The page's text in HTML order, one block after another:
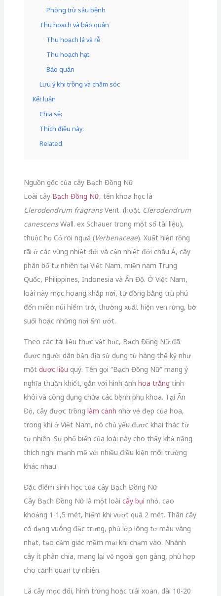
Phòng trừ sâu bệnh
Thu hoạch và bảo quản
Thu hoạch lá và rễ
Thu hoạch hạt
Bảo quản
Lưu ý khi trồng và chăm sóc
Kết luận
Chia sẻ:
Thích điều này:
Related
Nguồn gốc của cây Bạch Đồng Nữ
Loài cây Bạch Đồng Nữ, tên khoa học là
Clerodendrum fragransVent. (hoặc Clerodendrum
canescensWall. ex Schauer trong một số tài liệu),
thuộc họ Cỏ roi ngựa (Verbenaceae). Xuất hiện rộng
rãi ở các vùng nhiệt đới và cận nhiệt đới châu Á, cây
phân bố tự nhiên tại Việt Nam, miền nam Trung
Quốc, Philippines, Indonesia và Ấn Độ. Ở Việt Nam,
loài này mọc hoang khắp nơi, từ đồng bằng trù phú
đến miền núi hiểm trở, thường xuất hiện ven rừng, bờ
suối hoặc những nơi ẩm ướt.
Theo các tài liệu thực vật học, Bạch Đồng Nữ đã
được người dân bản địa sử dụng từ hàng thế kỷ như
một dược liệu quý. Tên gọi “Bạch Đồng Nữ” mang ý
nghĩa thuần khiết, gắn với hình ảnh hoa trắng tinh
khôi và công dụng chữa các bệnh phụ khoa. Tại Ấn
Độ, cây được trồng làm cảnh nhờ vẻ đẹp của hoa,
trong khi ở Việt Nam, nó chủ yếu được khai thác từ
tự nhiên. Sự phổ biến của loài này cho thấy khả năng
thích nghi mạnh mẽ với nhiều điều kiện môi trường
khác nhau.
Đặc điểm sinh học của cây Bạch Đồng Nữ
Cây Bạch Đồng Nữ là một loài cây bụi nhỏ, cao
khoảng 1-1,5 mét, hiếm khi vượt quá 2 mét. Thân cây
có dạng vuông đặc trưng, phủ lớp lông tơ màu vàng
nhạt, tạo cảm giác mềm mại khi chạm vào. Nhánh
cây ít phân chia, mang lại vẻ ngoài gọn gàng, phù hợp
cho cảnh quan tự nhiên.
Lá cây mọc đối, hình trứng hoặc trái xoan, dài 10-20